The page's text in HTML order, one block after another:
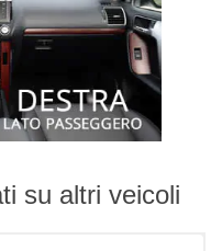
su altri veicoli